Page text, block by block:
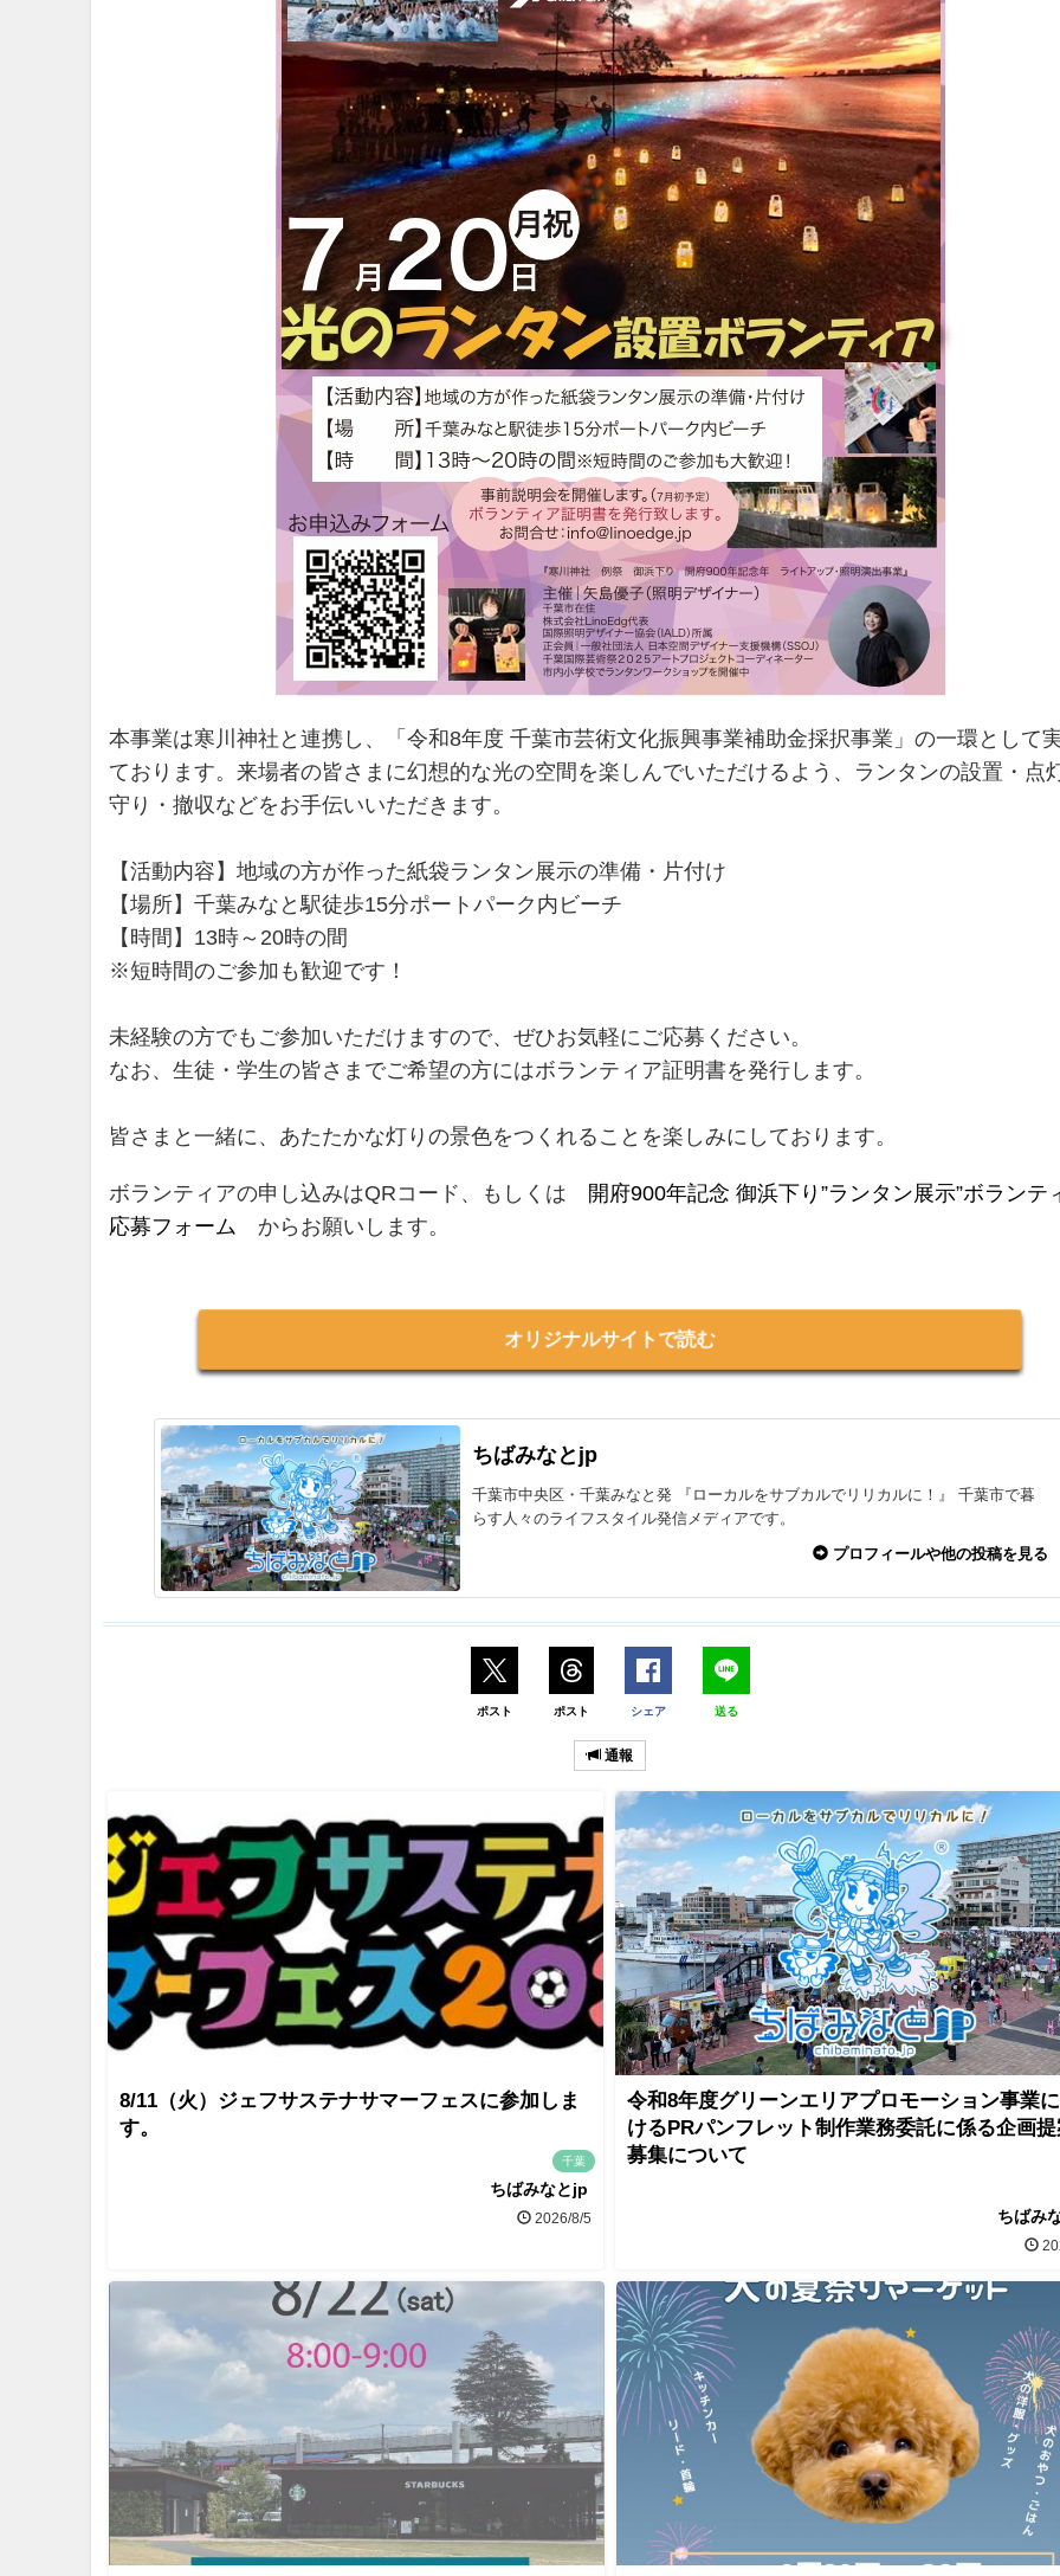
本事業は寒川神社と連携し、「令和8年度 千葉市芸術文化振興事業補助金採択事業」の一環として
ております。来場者の皆さまに幻想的な光の空間を楽しんでいただけるよう、ランタンの設置・点
守り・撤収などをお手伝いいただきます。
【活動内容】地域の方が作った紙袋ランタン展示の準備・片付け
【場所】千葉みなと駅徒歩15分ポートパーク内ビーチ
【時間】13時～20時の間
※短時間のご参加も歓迎です！
未経験の方でもご参加いただけますので、ぜひお気軽にご応募ください。
なお、生徒・学生の皆さまでご希望の方にはボランティア証明書を発行します。
皆さまと一緒に、あたたかな灯りの景色をつくれることを楽しみにしております。
ボランティアの申し込みはQRコード、もしくは 開府900年記念 御浜下り”ランタン展示”ボランテ
応募フォーム からお願いします。
オリジナルサイトで読む
ちばみなとjp
千葉市中央区・千葉みなと発 『ローカルをサブカルでリリカルに！』 千葉市で暮
らす人々のライフスタイル発信メディアです。
プロフィールや他の投稿を見る
ポスト ポスト シェア 送る
通報
8/11（火）ジェフサステナサマーフェスに参加しま
す。
千葉
ちばみなとjp
2026/8/5
令和8年度グリーンエリアプロモーション事業
けるPRパンフレット制作業務委託に係る企画
募集について
ちばみ